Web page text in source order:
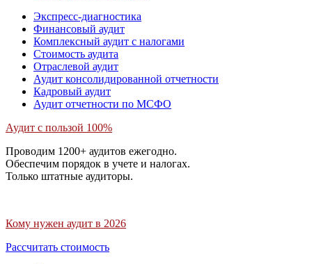
Экспресс-диагностика
Финансовый аудит
Комплексный аудит с налогами
Стоимость аудита
Отраслевой аудит
Аудит консолидированной отчетности
Кадровый аудит
Аудит отчетности по МСФО
Аудит с пользой 100%
Проводим 1200+ аудитов ежегодно.
Обеспечим порядок в учете и налогах.
Только штатные аудиторы.
Кому нужен аудит в 2026
Рассчитать стоимость